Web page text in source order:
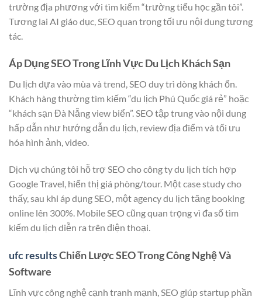
trường địa phương với tìm kiếm “trường tiểu học gần tôi”.
Tương lai AI giáo dục, SEO quan trọng tối ưu nội dung tương
tác.
Áp Dụng SEO Trong Lĩnh Vực Du Lịch Khách Sạn
Du lịch dựa vào mùa và trend, SEO duy trì dòng khách ổn.
Khách hàng thường tìm kiếm “du lịch Phú Quốc giá rẻ” hoặc
“khách sạn Đà Nẵng view biển”. SEO tập trung vào nội dung
hấp dẫn như hướng dẫn du lịch, review địa điểm và tối ưu
hóa hình ảnh, video.
Dịch vụ chúng tôi hỗ trợ SEO cho công ty du lịch tích hợp
Google Travel, hiển thị giá phòng/tour. Một case study cho
thấy, sau khi áp dụng SEO, một agency du lịch tăng booking
online lên 300%. Mobile SEO cũng quan trọng vì đa số tìm
kiếm du lịch diễn ra trên điện thoại.
ufc resultsChiến Lược SEO Trong Công Nghệ Và
Software
Lĩnh vực công nghệ cạnh tranh mạnh, SEO giúp startup phần